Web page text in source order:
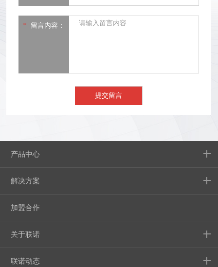
* 留言内容：
产品中心
解决方案
加盟合作
关于联诺
联诺动态